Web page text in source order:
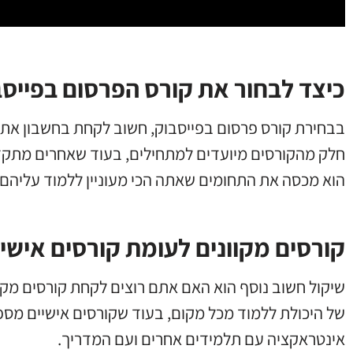
כיצד לבחור את קורס הפרסום
בבחירת קורס פרסום בפייסבוק, חשוב לקחת בחשבון
חלק מהקורסים מיועדים למתחילים, בעוד שאחרים
הוא מכסה את התחומים שאתה הכי מעוניין ללמוד
קורסים מקוונים לעומת קורסים
שיקול חשוב נוסף הוא האם אתם רוצים לקחת קורסים
של היכולת ללמוד מכל מקום, בעוד שקורסים אישיים
אינטראקציה עם תלמידים אחרים ועם המדריך.